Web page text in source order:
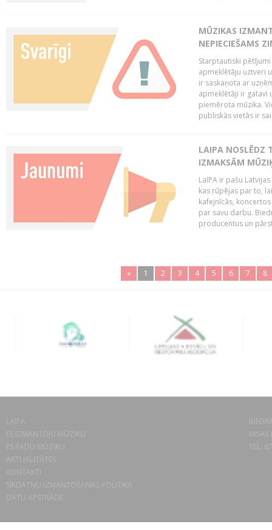
MŪZIKAS
NEPIECIEŠAMS
Starptautiski
apmeklētāju uztveri
ir saskaņota ar
apmeklētāji ir gatavi
piemērota mūzika.
publiskās vietās ir
LAIPA NOSLĒDZ
IZMAKSĀM
LaIPA ir pašu
kas rūpējas par to,
kafejnīcās,
par savu darbu.
producentus un
« 1 2 3 4 5 6 7 8
LAIPA
ES IZMANTOJU MŪZIKU
ES RADU MŪZIKU
AKTUALITĀTES
KONTAKTI
SĪKDATŅU IZMANTOŠANAS POLITIKA
DATU APSTRĀDE
TEL.